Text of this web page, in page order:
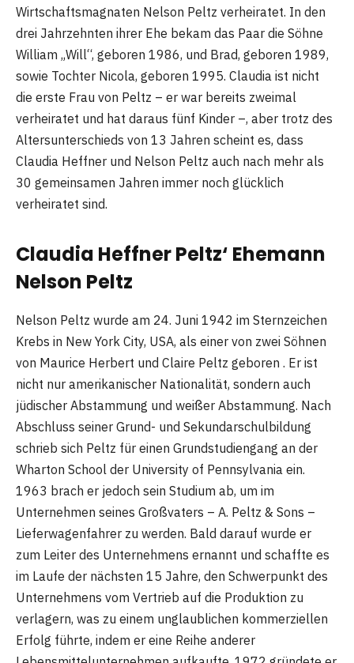
Wirtschaftsmagnaten Nelson Peltz verheiratet. In den
drei Jahrzehnten ihrer Ehe bekam das Paar die Söhne
William „Will“, geboren 1986, und Brad, geboren 1989,
sowie Tochter Nicola, geboren 1995. Claudia ist nicht
die erste Frau von Peltz – er war bereits zweimal
verheiratet und hat daraus fünf Kinder –, aber trotz des
Altersunterschieds von 13 Jahren scheint es, dass
Claudia Heffner und Nelson Peltz auch nach mehr als
30 gemeinsamen Jahren immer noch glücklich
verheiratet sind.
Claudia Heffner Peltz‘ Ehemann
Nelson Peltz
Nelson Peltz wurde am 24. Juni 1942 im Sternzeichen
Krebs in New York City, USA, als einer von zwei Söhnen
von Maurice Herbert und Claire Peltz geboren . Er ist
nicht nur amerikanischer Nationalität, sondern auch
jüdischer Abstammung und weißer Abstammung. Nach
Abschluss seiner Grund- und Sekundarschulbildung
schrieb sich Peltz für einen Grundstudiengang an der
Wharton School der University of Pennsylvania ein.
1963 brach er jedoch sein Studium ab, um im
Unternehmen seines Großvaters – A. Peltz & Sons –
Lieferwagenfahrer zu werden. Bald darauf wurde er
zum Leiter des Unternehmens ernannt und schaffte es
im Laufe der nächsten 15 Jahre, den Schwerpunkt des
Unternehmens vom Vertrieb auf die Produktion zu
verlagern, was zu einem unglaublichen kommerziellen
Erfolg führte, indem er eine Reihe anderer